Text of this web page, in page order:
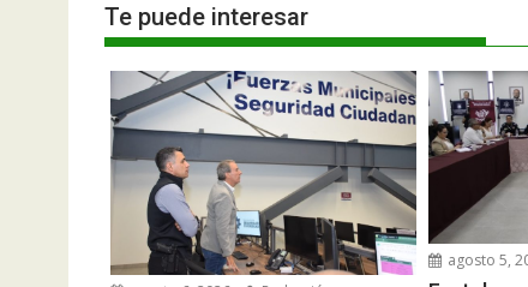
Te puede interesar
agosto 5,